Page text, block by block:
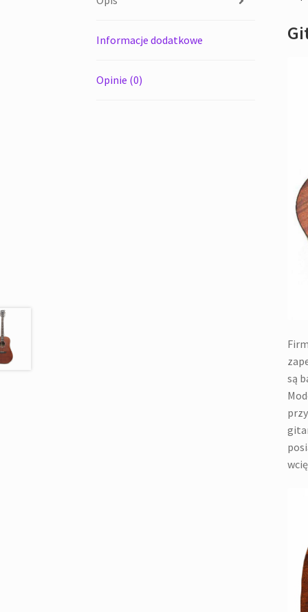
Informacje dodatkowe
Opinie (0)
są